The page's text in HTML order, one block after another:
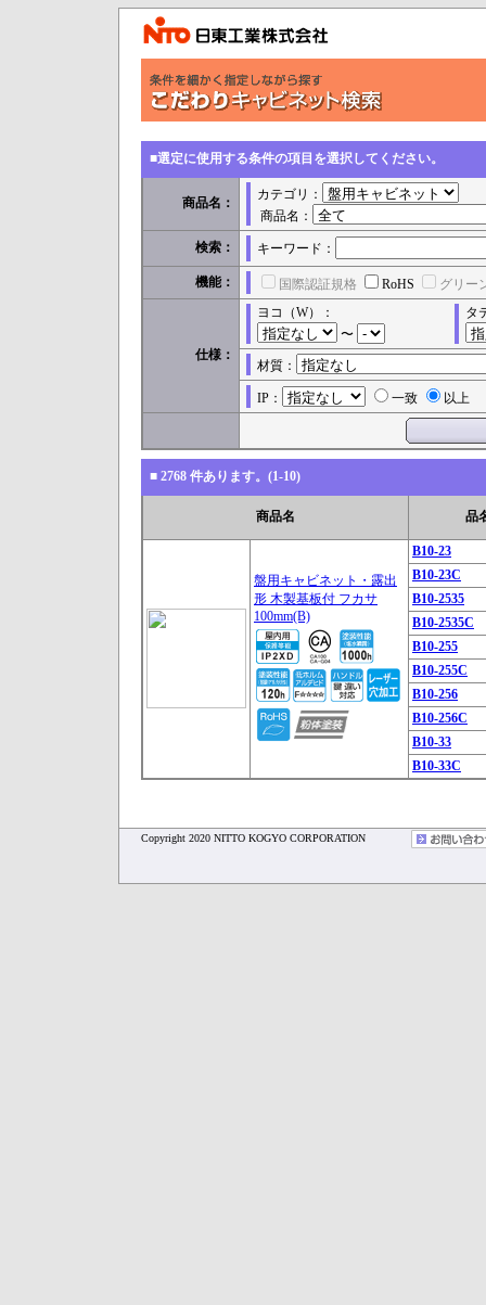
■選定に使用する条件の項目を選択してください。
商品名：
カテゴリ：
商品名：
検索： キーワード：
機能： 国際認証規格 RoHS グリー
仕様：
ヨコ（W）：
〜
タ
材質：
IP： 一致 以上
■ 2768 件あります。(1-10)
商品名 品
盤用キャビネット・露出
形 木製基板付 フカサ
100mm(B)
B10-23
B10-23C
B10-2535
B10-2535C
B10-255
B10-255C
B10-256
B10-256C
B10-33
B10-33C
Copyright 2020 NITTO KOGYO CORPORATION